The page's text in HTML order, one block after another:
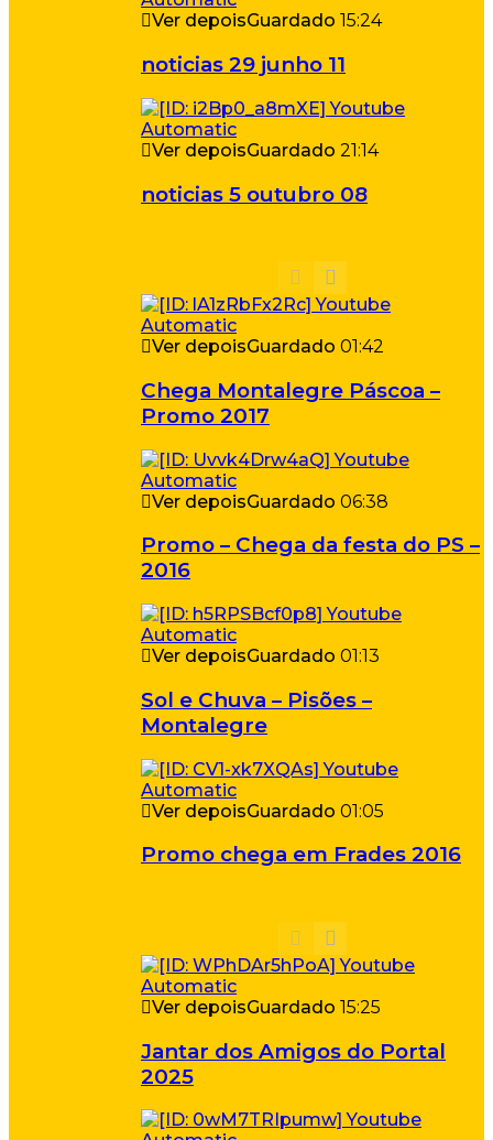
Ver depoisGuardado 15:24
noticias 29 junho 11
Ver depoisGuardado 21:14
noticias 5 outubro 08
Ver depoisGuardado 01:42
Chega Montalegre Páscoa –
Promo 2017
Ver depoisGuardado 06:38
Promo – Chega da festa do PS –
2016
Ver depoisGuardado 01:13
Sol e Chuva – Pisões –
Montalegre
Ver depoisGuardado 01:05
Promo chega em Frades 2016
Ver depoisGuardado 15:25
Jantar dos Amigos do Portal
2025